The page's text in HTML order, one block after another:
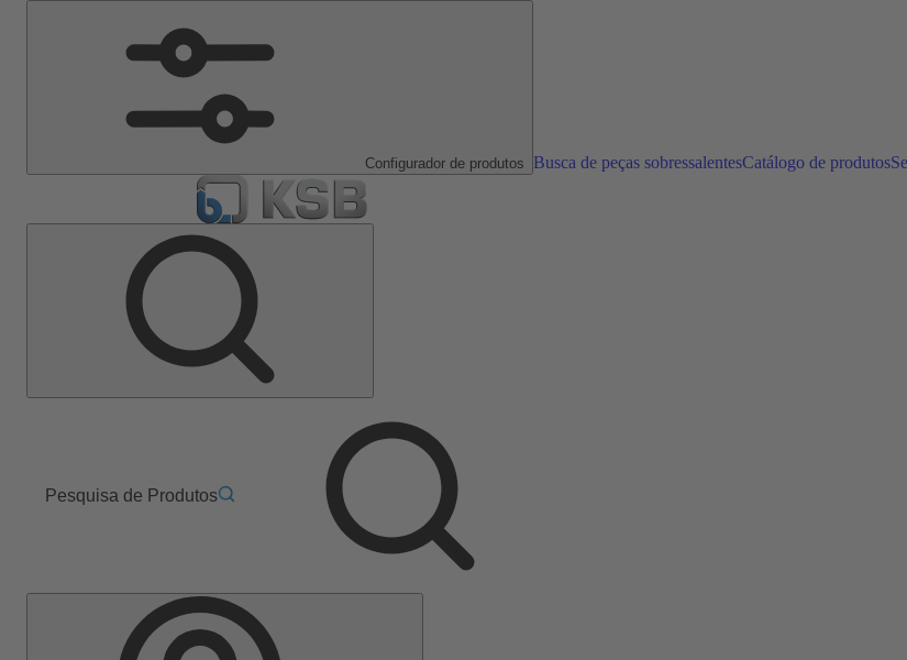
Configurador de produtos Busca de peças sobressalentesCatálogo de produtos
Pesquisa de Produtos